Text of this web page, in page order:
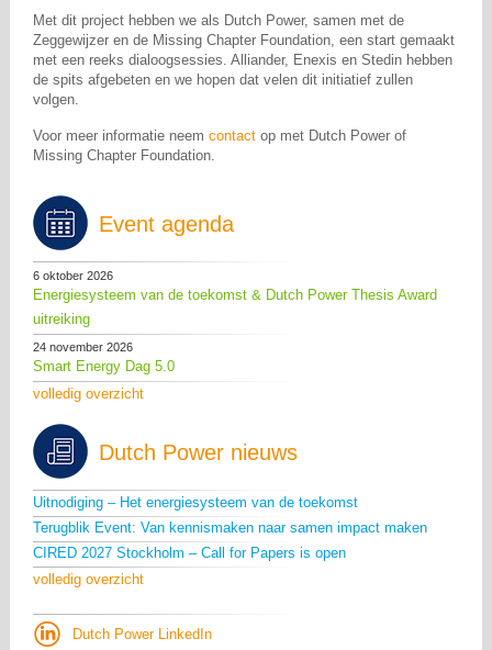
Met dit project hebben we als Dutch Power, samen met de
Zeggewijzer en de Missing Chapter Foundation, een start gemaakt
met een reeks dialoogsessies. Alliander, Enexis en Stedin hebben
de spits afgebeten en we hopen dat velen dit initiatief zullen
volgen.
Voor meer informatie neemcontact op met Dutch Power of
Missing Chapter Foundation.
Event agenda
6 oktober 2026
Energiesysteem van de toekomst & Dutch Power Thesis Award
uitreiking
24 november 2026
Smart Energy Dag 5.0
volledig overzicht
Dutch Power nieuws
Uitnodiging – Het energiesysteem van de toekomst
Terugblik Event: Van kennismaken naar samen impact maken
CIRED 2027 Stockholm – Call for Papers is open
volledig overzicht
Dutch Power LinkedIn